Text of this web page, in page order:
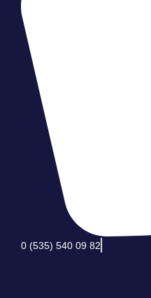
0 (535) 540 09 82